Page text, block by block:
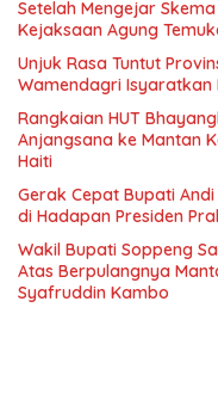
Setelah Mengejar
Kejaksaan Agung
Unjuk Rasa Tuntut
Wamendagri Isyaratkan
Rangkaian HUT
Anjangsana ke Mantan
Haiti
Gerak Cepat Bupati
di Hadapan Presiden
Wakil Bupati Soppeng
Atas Berpulangnya
Syafruddin Kambo